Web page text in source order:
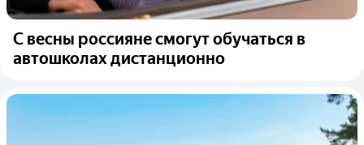
С весны россияне смогут обучаться в
автошколах дистанционно